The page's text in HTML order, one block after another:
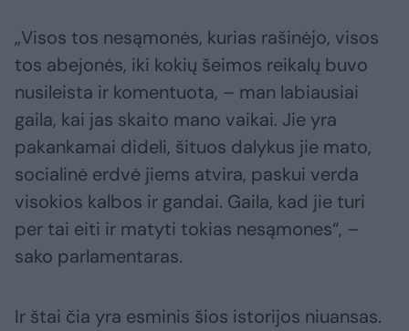
„Visos tos nesąmonės, kurias rašinėjo, visos
tos abejonės, iki kokių šeimos reikalų buvo
nusileista ir komentuota, – man labiausiai
gaila, kai jas skaito mano vaikai. Jie yra
pakankamai dideli, šituos dalykus jie mato,
socialinė erdvė jiems atvira, paskui verda
visokios kalbos ir gandai. Gaila, kad jie turi
per tai eiti ir matyti tokias nesąmones“, –
sako parlamentaras.
Ir štai čia yra esminis šios istorijos niuansas.